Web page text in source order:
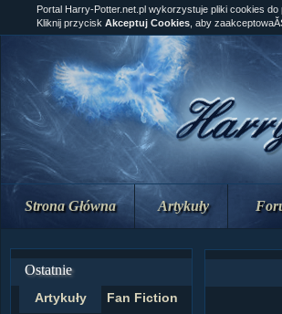
Strona Główna Artykuły
Ostatnie
Artykuły Fan Fiction
Portal Harry-Potter.net.pl wykorzystuje pliki cookies
Kliknij przycisk Akceptuj Cookies , aby